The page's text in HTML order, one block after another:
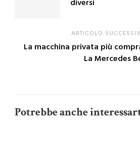
diversi
ARTICOLO
La macchina privata più
La Mercedes
Potrebbe anche